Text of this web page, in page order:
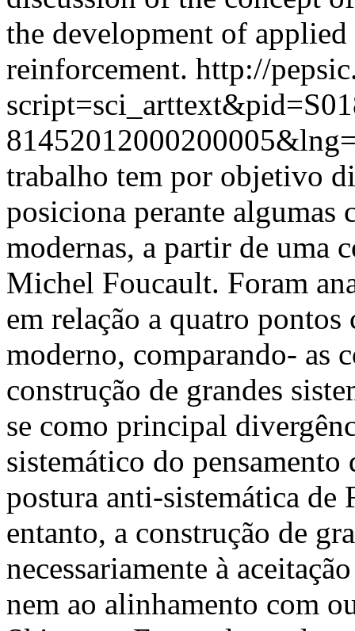
the development of
reinforcement. http://
trabalho tem por objetivo
posiciona perante algumas
modernas, a partir de uma
Michel Foucault. Foram
em relação a quatro pontos
moderno, comparando- as
construção de grandes
se como principal
sistemático do
postura anti-sistemática de
entanto, a construção de
necessariamente à
nem ao alinhamento com